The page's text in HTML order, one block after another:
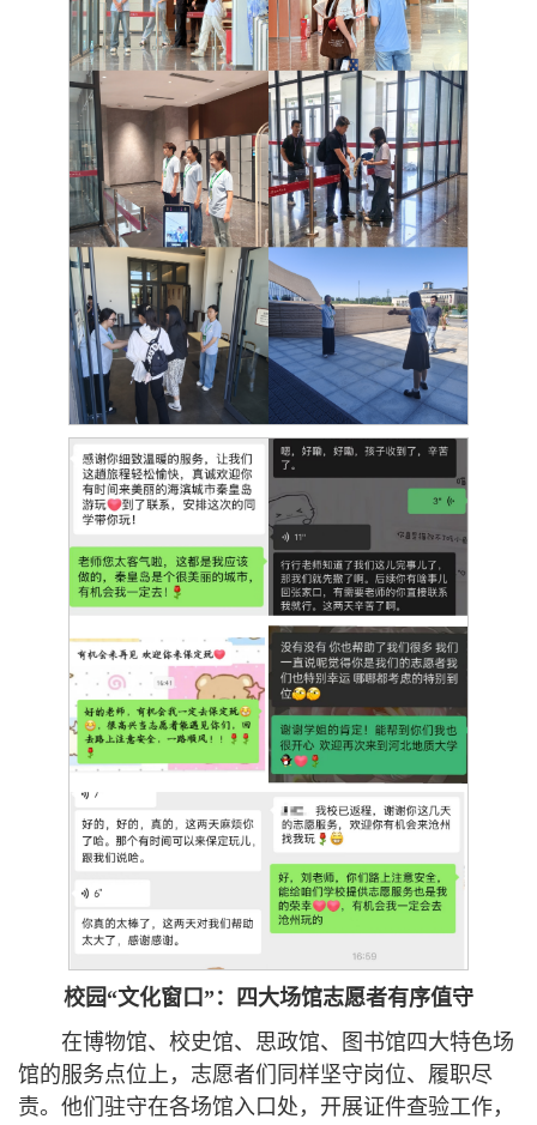
校园“文化窗口”：
四大场馆志愿者有序值守
在博物馆、校史馆、思政馆、图书馆四大特色场
馆的服务点位上，志愿者们同样坚守岗位、履职尽
责。他们驻守在各场馆入口处，开展证件查验工作，